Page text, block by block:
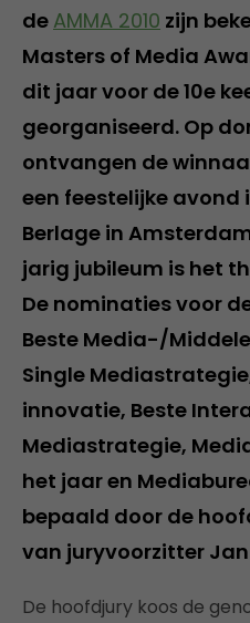
de AMMA 2010 zijn
Masters of Media
dit jaar voor de 10e
georganiseerd. Op
ontvangen de
een feestelijke avond
Berlage in
jarig jubileum is het
De nominaties voor
Beste Media-/
Single
innovatie, Beste
Mediastrategie,
het jaar en
bepaald door de
van juryvoorzitter
De hoofdjury koos de